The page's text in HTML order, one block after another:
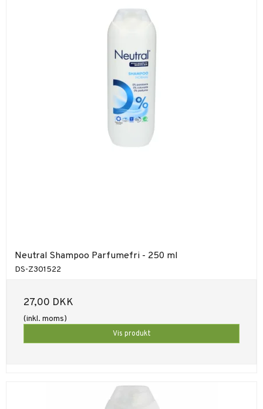
Neutral Shampoo Parfumefri - 250 ml
DS-Z301522
27,00 DKK
(inkl. moms)
Vis produkt